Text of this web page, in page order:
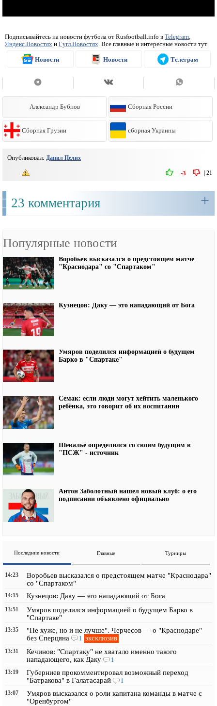
Подписывайтесь на новости футбола от Rusfootball.info в Telegram
Яндекс.Новостях и Гугл.Новостях . Все главные и интересные новости тут
Новости Новости Телеграм
Александр Бубнов Сборная России
Сборная Грузии сборная Украины
Опубликовал: Данил Пелих
| 21
-3
23 комментария +
Популярные новости
Воробьев высказался о предстоящем матче
"Краснодара" со "Спартаком"
Кузнецов: Даку — это нападающий от Бога
Умяров поделился информацией о будущем
Барко в "Спартаке"
Семак: если люди могут хейтить маленького
ребёнка, это говорит об их воспитании
Шевалье определился со своим будущим в
"ПСЖ" - источник
Антон Заболотный нашел новый клуб: о его
подписании объявлено официально
Последние новости Главные Турниры
14:23
Воробьев высказался о предстоящем матче "Краснодара"
со "Спартаком"
14:15 Кузнецов: Даку — это нападающий от Бога
13:51
Умяров поделился информацией о будущем Барко в
"Спартаке"
13:35
"Не хуже, но и не лучше". Черчесов — о "Краснодаре"
без Сперцяна
1 эксклюзив
13:31
Кечинов: "Спартаку" не хватало именно такого
нападающего, как Даку
1
13:19
Губерниев прокомментировал возможный переход
"Батракова" в Галатасарай
1
13:07
Умяров высказался о роли капитана команды в матче с
"Оренбургом"